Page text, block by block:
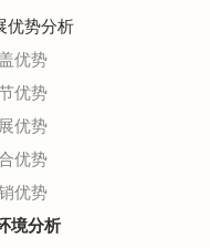
优势分析
优势
优势
优势
优势
优势
境分析